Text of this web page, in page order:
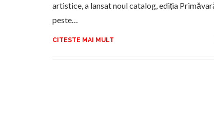
artistice, a lansat noul catalog, ediția
peste…
CITESTE MAI MULT